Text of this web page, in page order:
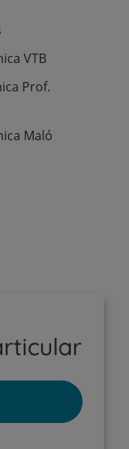
VTB
Prof.
Maló